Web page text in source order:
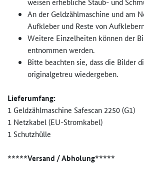
An der Geldzählmaschine und am
Aufkleber und Reste von
Weitere Einzelheiten können der
entnommen werden.
Bitte beachten sie, dass die Bilder
originalgetreu wiedergeben.
Lieferumfang:
1 Geldzählmaschine Safescan 2250 (G1)
1 Netzkabel (EU-Stromkabel)
1 Schutzhülle
*****Versand / Abholung*****